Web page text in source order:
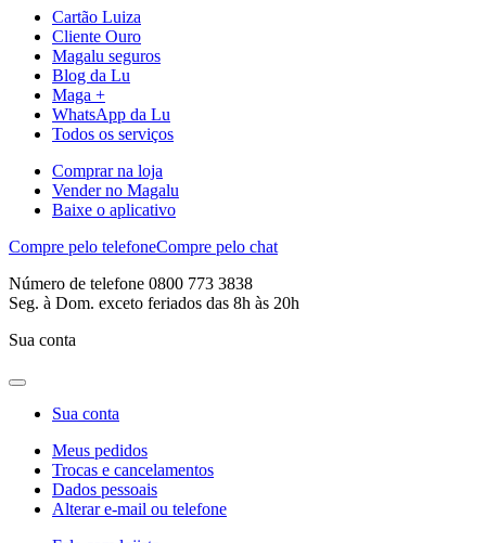
Cartão Luiza
Cliente Ouro
Magalu seguros
Blog da Lu
Maga +
WhatsApp da Lu
Todos os serviços
Comprar na loja
Vender no Magalu
Baixe o aplicativo
Compre pelo telefoneCompre pelo chat
Número de telefone 0800 773 3838
Seg. à Dom. exceto feriados das 8h às 20h
Sua conta
Sua conta
Meus pedidos
Trocas e cancelamentos
Dados pessoais
Alterar e-mail ou telefone